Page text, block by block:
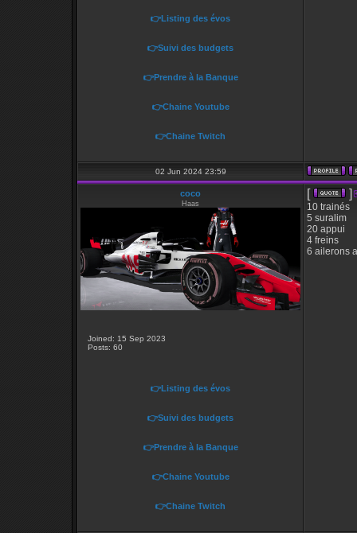
👉Listing des évos
👉Suivi des budgets
👉Prendre à la Banque
👉Chaine Youtube
👉Chaine Twitch
02 Jun 2024 23:59
coco
Haas
Joined: 15 Sep 2023
Posts: 60
👉Listing des évos
👉Suivi des budgets
👉Prendre à la Banque
👉Chaine Youtube
👉Chaine Twitch
[ ]
10 trainés
5 suralim
20 appui
4 freins
6 ailerons